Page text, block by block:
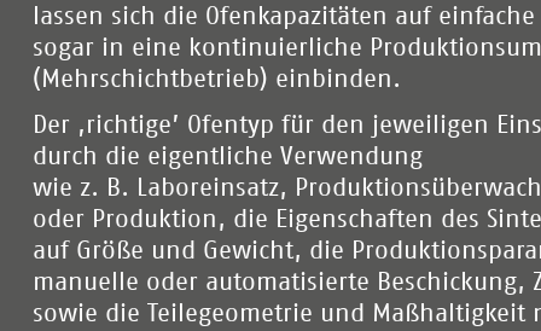
lassen sich die Ofenkapazitäten auf
sogar in eine kontinuierliche
(Mehrschichtbetrieb) einbinden.
Der ‚richtige’ Ofentyp für den jeweiligen
durch die eigentliche Verwendung
wie z. B. Laboreinsatz,
oder Produktion, die Eigenschaften des
auf Größe und Gewicht, die
manuelle oder automatisierte Beschickung,
sowie die Teilegeometrie und Maßhaltigkeit